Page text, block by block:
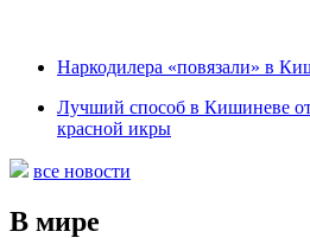
Наркодилера «повязали» в
Лучший способ в Кишиневе
красной икры
все новости
В мире